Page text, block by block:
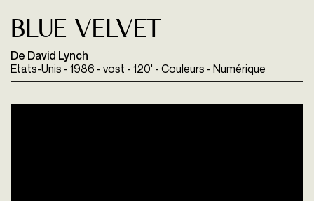
Blue Velvet
De David Lynch
Etats-Unis - 1986 - vost - 120' - Couleurs - Numérique